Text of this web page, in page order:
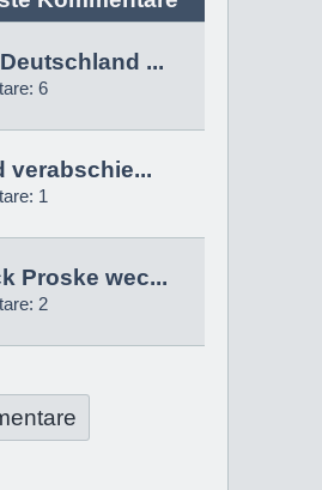
...
6
verabschie...
1
Proske wec...
2